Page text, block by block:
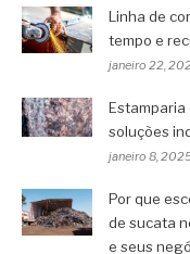
Linha de
tempo e
janeiro 22,
Estamparia
soluções
janeiro 8,
Por que
de sucata
e seus